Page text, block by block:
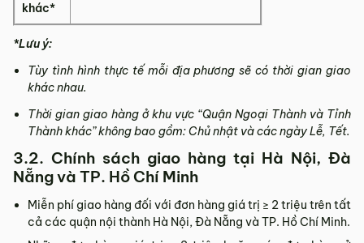
khác*
*Lưu ý:
Tùy tình hình thực tế mỗi địa phương sẽ có thời gian giao
khác nhau.
Thời gian giao hàng ở khu vực “Quận Ngoại Thành và Tỉnh
Thành khác” không bao gồm: Chủ nhật và các ngày Lễ, Tết.
3.2. Chính sách giao hàng tại Hà Nội, Đà
Nẵng và TP. Hồ Chí Minh
Miễn phí giao hàng đối với đơn hàng giá trị ≥ ­2 triệu trên tất
cả các quận nội thành Hà Nội, Đà Nẵng và TP. Hồ Chí Minh.